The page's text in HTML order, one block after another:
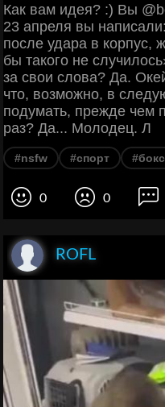
Как вам идея? :) Вы
23 апреля вы
после удара в корпус,
бы такого не
за свои слова? Да.
что, возможно, в
подумать, прежде чем
раз? Да... Молодец. Л
#nsfw #спорт #бокс
0 0
ROFL